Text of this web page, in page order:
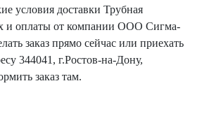
условия доставки Трубная
и оплаты от компании ООО Сигма-
заказ прямо сейчас или приехать
344041, г.Ростов-на-Дону,
заказ там.